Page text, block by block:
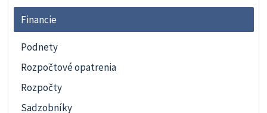
Financie
Podnety
Rozpočtové opatrenia
Rozpočty
Sadzobníky